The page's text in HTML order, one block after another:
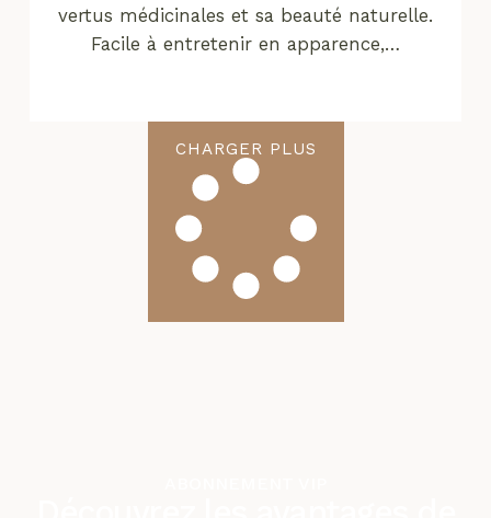
vertus médicinales et sa beauté naturelle.
Facile à entretenir en apparence,…
CHARGER PLUS